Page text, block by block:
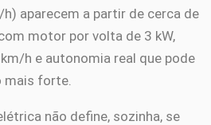
aparecem a partir de cerca de
motor por volta de 3 kW,
h e autonomia real que pode
mais forte.
não define, sozinha, se